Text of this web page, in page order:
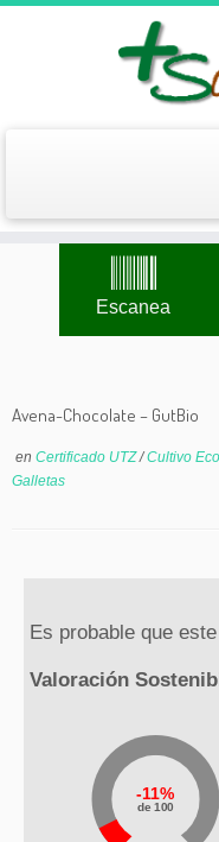
Escanea
Avena-Chocolate – GutBio
en Certificado UTZ/Cultivo
Galletas
Es probable que
Valoración
11%
de 100